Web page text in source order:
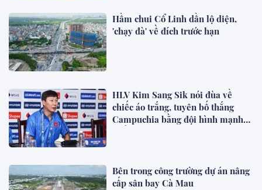
Hầm chui Cổ Linh dần lộ diện,
'chạy đà' về đích trước hạn
HLV Kim Sang Sik nói đùa về
chiếc áo trắng, tuyên bố thắng
Campuchia bằng đội hình mạnh
Bên trong công trường dự án nâng
cấp sân bay Cà Mau